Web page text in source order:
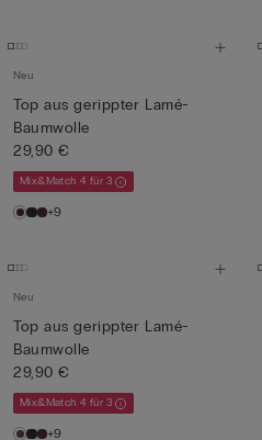
Neu
Top aus gerippter Lamé-
Baumwolle
29,90 €
Mix&Match 4 für 3
+9
Neu
Top aus gerippter Lamé-
Baumwolle
29,90 €
Mix&Match 4 für 3
+9